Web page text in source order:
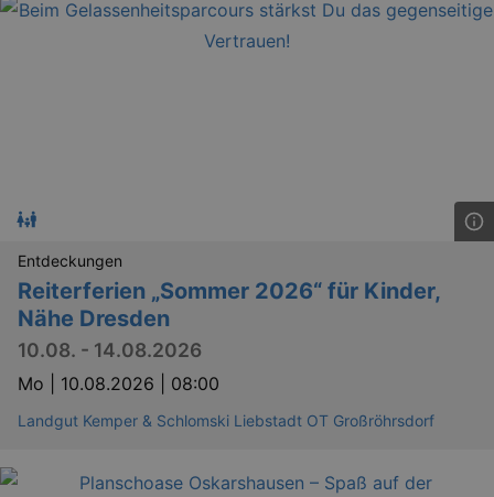
Entdeckungen
Reiterferien „Sommer 2026“ für Kinder,
Nähe Dresden
10.08. - 14.08.2026
Mo | 10.08.2026 | 08:00
Landgut Kemper & Schlomski Liebstadt OT Großröhrsdorf